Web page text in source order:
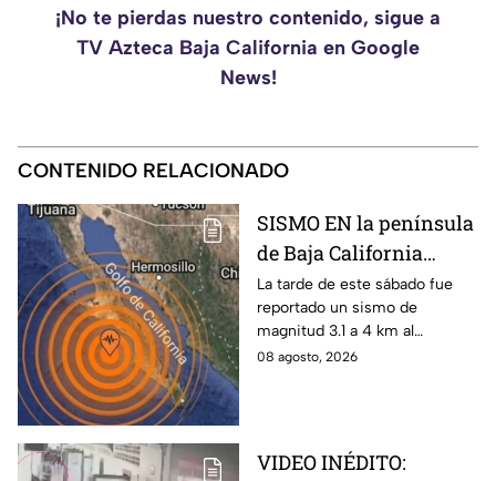
¡No te pierdas nuestro contenido, sigue a
TV Azteca Baja California en Google
News!
CONTENIDO RELACIONADO
SISMO EN la península
de Baja California
sacude San José del
Cabo
La tarde de este sábado fue
reportado un sismo de
magnitud 3.1 a 4 km al
noroeste de San José del
08 agosto, 2026
VIDEO INÉDITO: